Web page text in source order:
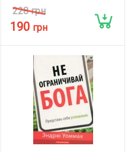
228 грн
190 грн